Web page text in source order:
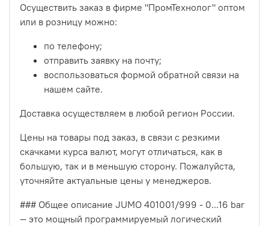
Осуществить заказ в фирме "ПромТехнолог" оптом
или в розницу можно:
по телефону;
отправить заявку на почту;
воспользоваться формой обратной связи на
нашем сайте.
Доставка осуществляем в любой регион России.
Цены на товары под заказ, в связи с резкими
скачками курса валют, могут отличаться, как в
большую, так и в меньшую сторону. Пожалуйста,
уточняйте актуальные цены у менеджеров.
### Общее описание JUMO 401001/999 - 0...16 bar
— это мощный программируемый логический